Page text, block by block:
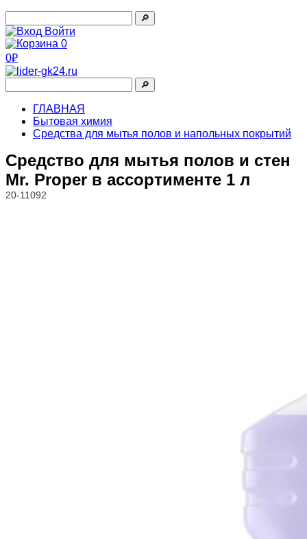
🔎︎
Войти
0
0₽
🔎︎
ГЛАВНАЯ
Бытовая химия
Средства для мытья полов и напольных покрытий
Средство для мытья полов и стен
Mr. Proper в ассортименте 1 л
20-11092